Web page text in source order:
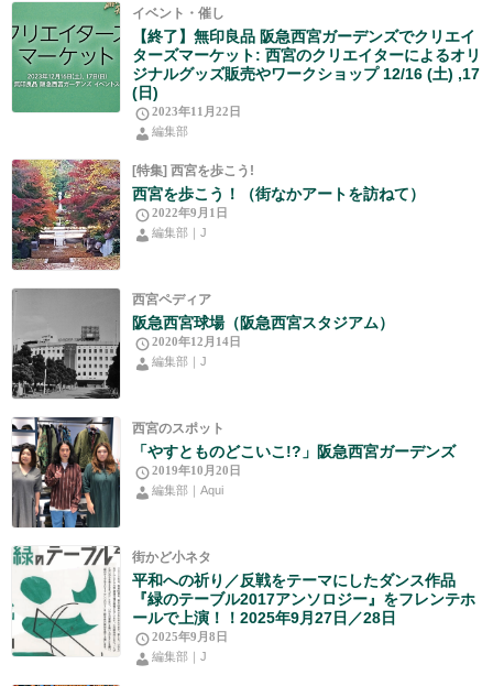
イベント・催し
【終了】無印良品 阪急西宮ガーデンズでクリエイ
ターズマーケット: 西宮のクリエイターによるオリ
ジナルグッズ販売やワークショップ 12/16 (土) ,17
(日)
2023年11月22日
編集部
[特集] 西宮を歩こう!
西宮を歩こう！（街なかアートを訪ねて）
2022年9月1日
編集部｜J
西宮ペディア
阪急西宮球場（阪急西宮スタジアム）
2020年12月14日
編集部｜J
西宮のスポット
「やすとものどこいこ!?」阪急西宮ガーデンズ
2019年10月20日
編集部｜Aqui
街かど小ネタ
平和への祈り／反戦をテーマにしたダンス作品
『緑のテーブル2017アンソロジー』をフレンテホ
ールで上演！！2025年9月27日／28日
2025年9月8日
編集部｜J